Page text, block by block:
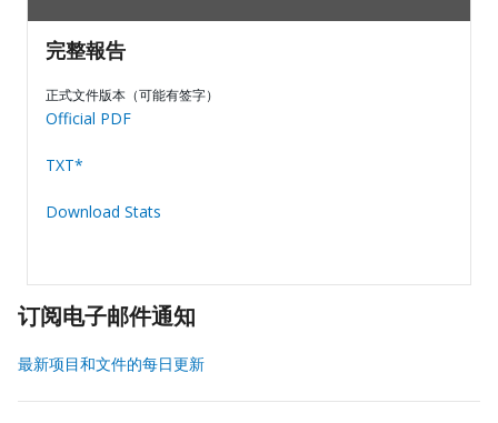
完整報告
正式文件版本（可能有签字）
Official PDF
TXT*
Download Stats
订阅电子邮件通知
最新项目和文件的每日更新